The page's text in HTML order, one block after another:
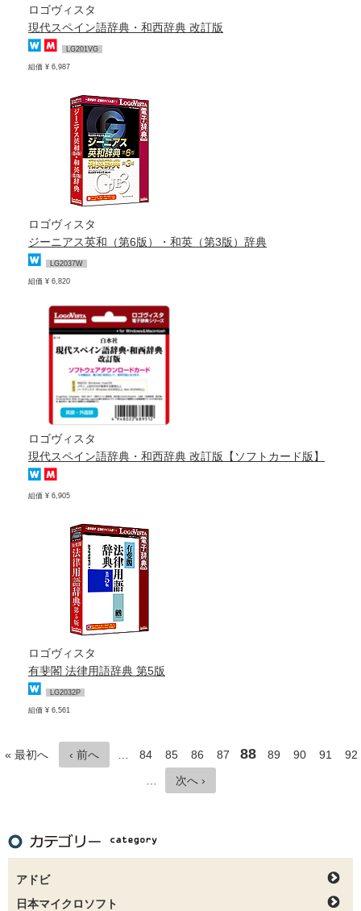
ロゴヴィスタ
現代スペイン語辞典・和西辞典 改訂版
LG201VG
組価 ¥ 6,987
ロゴヴィスタ
ジーニアス英和（第6版）・和英（第3版）辞典
LG2037W
組価 ¥ 6,820
ロゴヴィスタ
現代スペイン語辞典・和西辞典 改訂版【ソフトカード版】
組価 ¥ 6,905
ロゴヴィスタ
有斐閣 法律用語辞典 第5版
LG2032P
組価 ¥ 6,561
« 最初へ ‹ 前へ 84 85 86 87 88 89 90 91
92
次へ ›
アドビ
日本マイクロソフト